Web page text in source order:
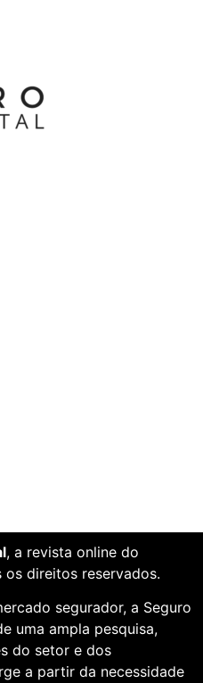
, a revista online do
os direitos reservados.
segurador, a Seguro
uma ampla pesquisa,
do setor e dos
a partir da necessidade